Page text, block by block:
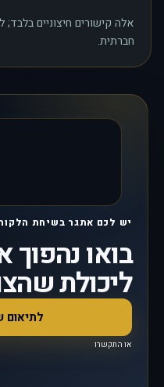
אלה קישורים חיצוניים
חברתית.
יש לכם אתגר בשיחת
בואו נהפוך
ליכולת
לתיאום
או התקשרו